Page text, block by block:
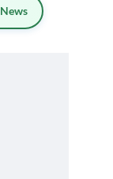
News